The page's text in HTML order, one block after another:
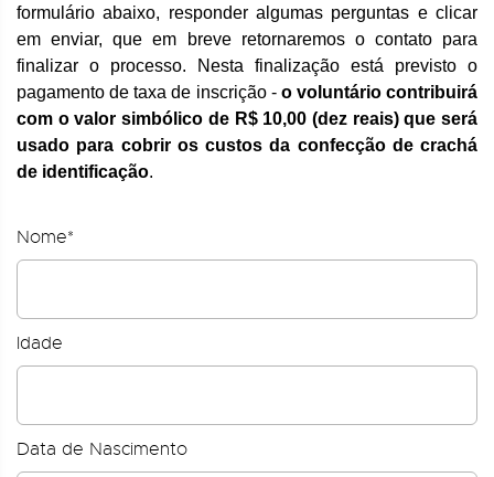
formulário abaixo, responder algumas perguntas e clicar
em enviar, que em breve retornaremos o contato para
finalizar o processo. Nesta finalização está previsto o
pagamento de taxa de inscrição - o voluntário contribuirá
com o valor simbólico de R$ 10,00 (dez reais) que será
usado para cobrir os custos da confecção de crachá
de identificação.
Nome*
Idade
Data de Nascimento